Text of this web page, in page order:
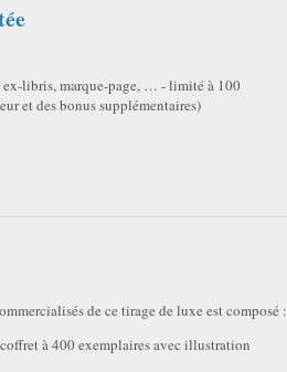
libris, marque-page, … - limité à 100
et des bonus supplémentaires)
de ce tirage de luxe est composé :
à 400 exemplaires avec illustration